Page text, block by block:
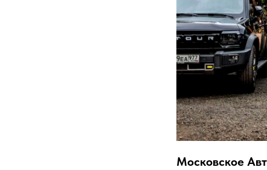
Московское